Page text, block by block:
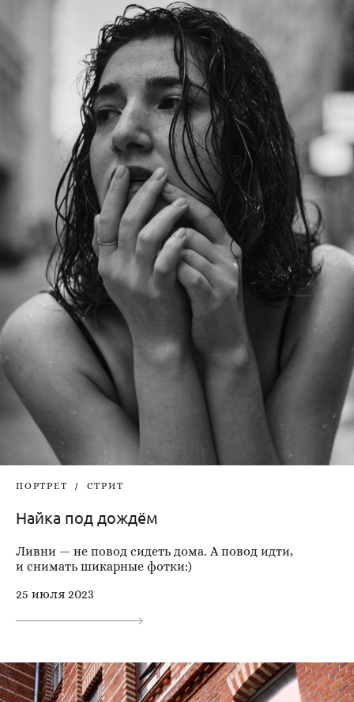
ПОРТРЕТ СТРИТ
Найка под дождём
Ливни — не повод сидеть дома. А повод идти,
и снимать шикарные фотки:)
25 июля 2023